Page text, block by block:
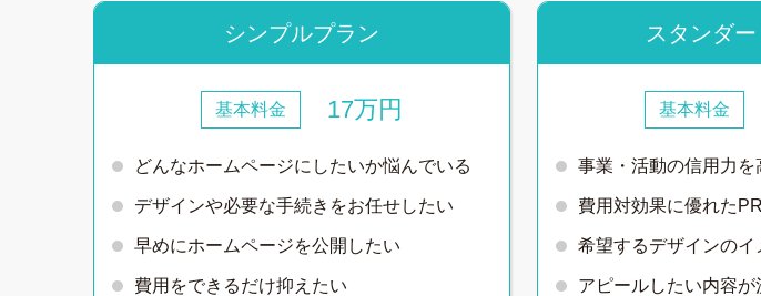
シンプルプラン
基本料金 17万円
どんなホームページにしたいか悩んでいる
デザインや必要な手続きをお任せしたい
早めにホームページを公開したい
費用をできるだけ抑えたい
スタンダ
基本料金
事業・活動の信用力を
費用対効果に優れた
希望するデザインのイ
アピールしたい内容が